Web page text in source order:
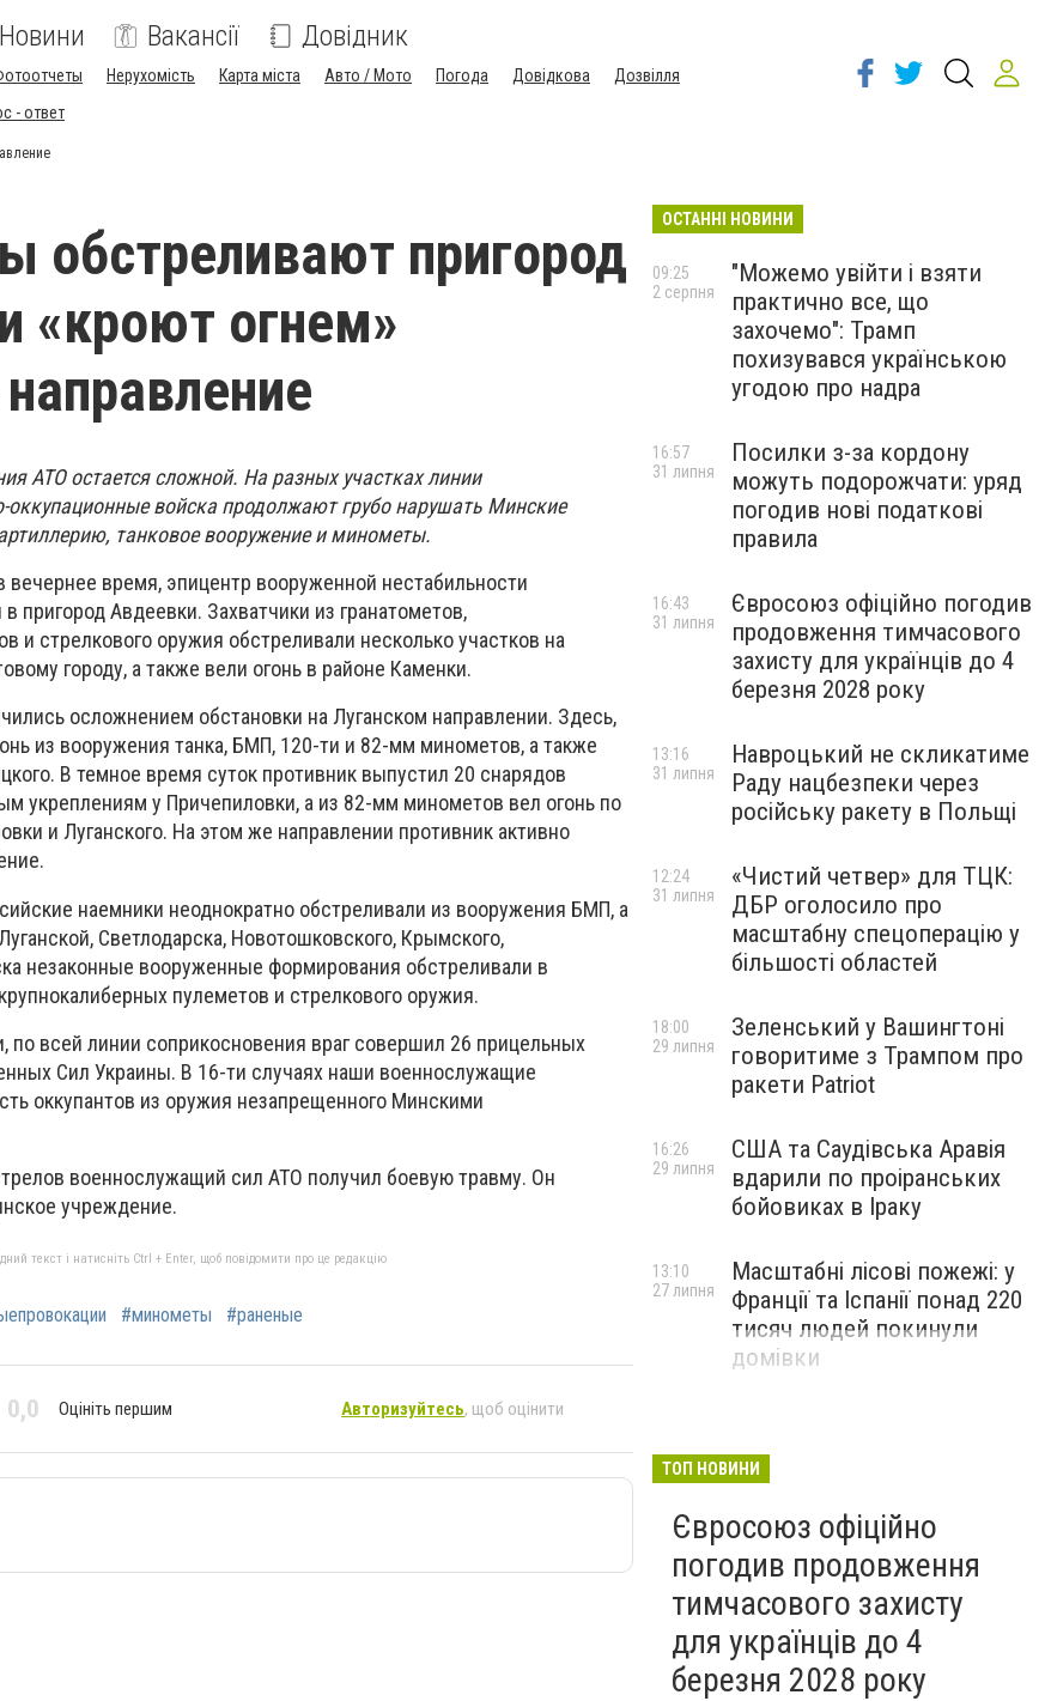
Новини Вакансії Довідник
Нерухомість Карта міста Авто / Мото Погода Довідкова
Дозвілля
- ответ
обстреливают пригород
«кроют огнем»
АТО остается сложной. На разных участках линии
оккупационные войска продолжают грубо нарушать Минские
танковое вооружение и минометы.
время, эпицентр вооруженной нестабильности
пригород Авдеевки. Захватчики из гранатометов,
и стрелкового оружия обстреливали несколько участков на
городу, а также вели огонь в районе Каменки.
осложнением обстановки на Луганском направлении. Здесь,
из вооружения танка, БМП, 120-ти и 82-мм минометов, а также
В темное время суток противник выпустил 20 снарядов
укреплениям у Причепиловки, а из 82-мм минометов вел огонь по
и Луганского. На этом же направлении противник активно
наемники неоднократно обстреливали из вооружения БМП, а
Светлодарска, Новотошковского, Крымского,
незаконные вооруженные формирования обстреливали в
пулеметов и стрелкового оружия.
по всей линии соприкосновения враг совершил 26 прицельных
Сил Украины. В 16-ти случаях наши военнослужащие
оккупантов из оружия незапрещенного Минскими
военнослужащий сил АТО получил боевую травму. Он
учреждение.
текст і натисніть Ctrl + Enter, щоб повідомити про це редакцію
#минометы #раненые
0,0 Оцініть першим Авторизуйтесь, щоб оцінити
ОСТАННІ НОВИНИ
"Можемо увійти і взяти
практично все, що
захочемо": Трамп
похизувався українською
угодою про надра
09:25
2 серпня
Посилки з-за кордону
можуть подорожчати: уряд
погодив нові податкові
правила
16:57
31 липня
Євросоюз офіційно погодив
продовження тимчасового
захисту для українців до 4
березня 2028 року
16:43
31 липня
Навроцький не скликатиме
Раду нацбезпеки через
російську ракету в Польщі
13:16
31 липня
«Чистий четвер» для ТЦК:
ДБР оголосило про
масштабну спецоперацію у
більшості областей
12:24
31 липня
Зеленський у Вашингтоні
говоритиме з Трампом про
ракети Patriot
18:00
29 липня
США та Саудівська Аравія
вдарили по проіранських
бойовиках в Іраку
16:26
29 липня
Масштабні лісові пожежі: у
Франції та Іспанії понад 220
тисяч людей покинули
домівки
13:10
27 липня
ТОП НОВИНИ
Євросоюз офіційно
погодив продовження
тимчасового захисту
для українців до 4
березня 2028 року